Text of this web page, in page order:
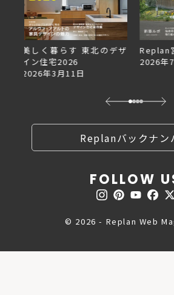
Replan宮城2026
2026年7月30日
Replan
2026年
Replanバックナン
FOLLOW
© 2026 - Replan Web